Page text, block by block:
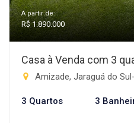
A partir de:
R$ 1.890.000
Casa à Venda com 3
Amizade, Jaraguá do
3 Quartos 3